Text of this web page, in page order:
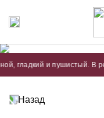
и пушистый. В
Назад